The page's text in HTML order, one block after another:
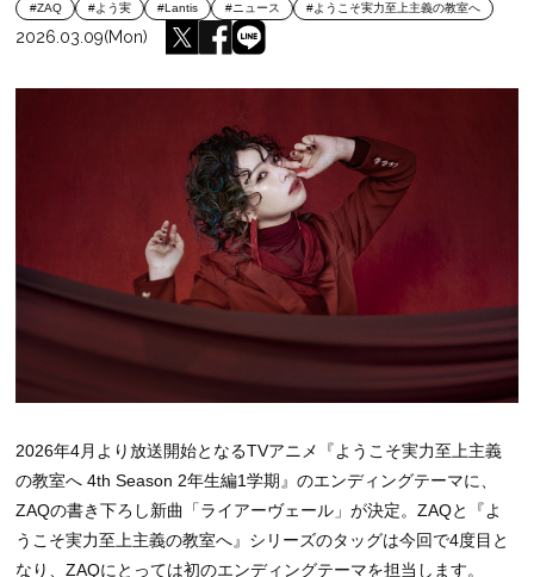
#ZAQ #よう実 #Lantis #ニュース #ようこそ実力至上主義の教室へ
2026.03.09(Mon)
2026年4月より放送開始となるTVアニメ『ようこそ実力至上主義
の教室へ 4th Season 2年生編1学期』のエンディングテーマに、
ZAQの書き下ろし新曲「ライアーヴェール」が決定。ZAQと『よ
うこそ実力至上主義の教室へ』シリーズのタッグは今回で4度目と
なり、ZAQにとっては初のエンディングテーマを担当します。